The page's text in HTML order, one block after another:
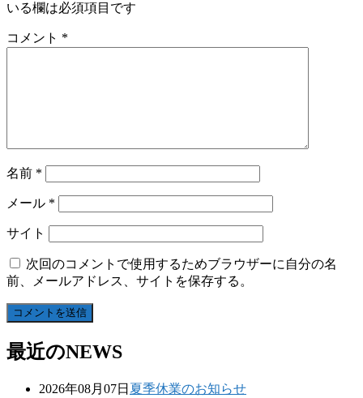
いる欄は必須項目です
コメント *
名前 *
メール *
サイト
次回のコメントで使用するためブラウザーに自分の名
前、メールアドレス、サイトを保存する。
最近のNEWS
2026年08月07日 夏季休業のお知らせ